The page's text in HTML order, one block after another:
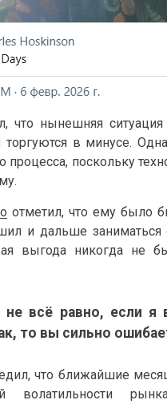
что нынешняя
в минусе.
процесса, поскольку
отметил, что ему было
и дальше
выгода никогда не
не всё равно, если я
то вы сильно
что ближайшие
волатильности